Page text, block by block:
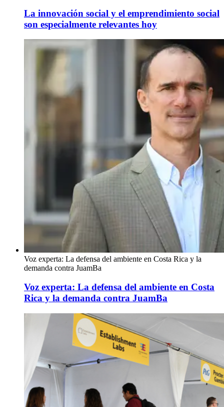
La innovación social y el emprendimiento social
son especialmente relevantes hoy
Voz experta: La defensa del ambiente en Costa Rica y la
demanda contra JuamBa
Voz experta: La defensa del ambiente en Costa
Rica y la demanda contra JuamBa